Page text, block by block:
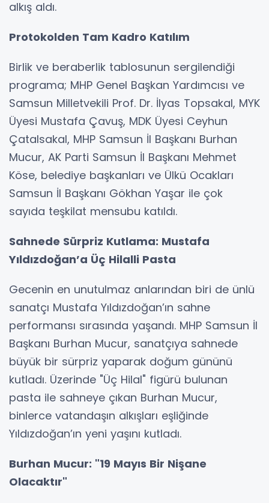
alkış aldı.
Protokolden Tam Kadro Katılım
Birlik ve beraberlik tablosunun sergilendiği
programa; MHP Genel Başkan Yardımcısı ve
Samsun Milletvekili Prof. Dr. İlyas Topsakal, MYK
Üyesi Mustafa Çavuş, MDK Üyesi Ceyhun
Çatalsakal, MHP Samsun İl Başkanı Burhan
Mucur, AK Parti Samsun İl Başkanı Mehmet
Köse, belediye başkanları ve Ülkü Ocakları
Samsun İl Başkanı Gökhan Yaşar ile çok
sayıda teşkilat mensubu katıldı.
Sahnede Sürpriz Kutlama: Mustafa
Yıldızdoğan’a Üç Hilalli Pasta
Gecenin en unutulmaz anlarından biri de ünlü
sanatçı Mustafa Yıldızdoğan’ın sahne
performansı sırasında yaşandı. MHP Samsun İl
Başkanı Burhan Mucur, sanatçıya sahnede
büyük bir sürpriz yaparak doğum gününü
kutladı. Üzerinde "Üç Hilal" figürü bulunan
pasta ile sahneye çıkan Burhan Mucur,
binlerce vatandaşın alkışları eşliğinde
Yıldızdoğan’ın yeni yaşını kutladı.
Burhan Mucur: "19 Mayıs Bir Nişane
Olacaktır"